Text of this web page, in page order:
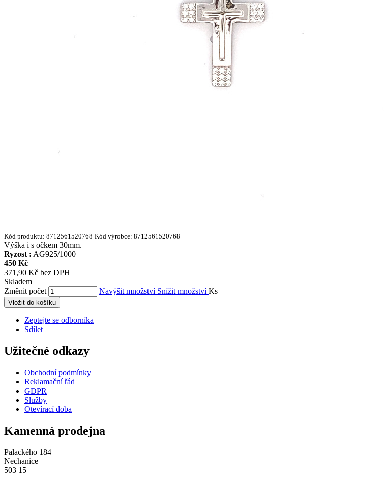
Kód produktu: 8712561520768 Kód výrobce: 8712561520768
Výška i s očkem 30mm.
Ryzost : AG925/1000
450 Kč
371,90 Kč bez DPH
Skladem
Změnit počet
Navýšit množství Snížit množstvíKs
Vložit do košíku
Zeptejte se odborníka
Sdílet
Užitečné odkazy
Obchodní podmínky
Reklamační řád
GDPR
Služby
Otevírací doba
Kamenná prodejna
Palackého 184
Nechanice
503 15